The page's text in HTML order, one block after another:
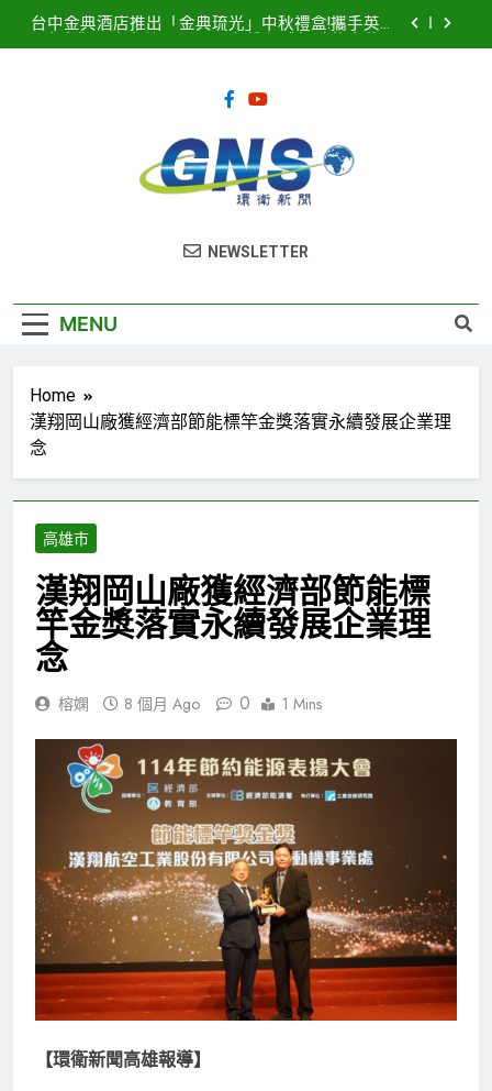
台中金典酒店推出「金典琉光」中秋禮盒!攜手英國
聯打造臺中海線地方創生新品牌
勢公布 點燃台中海線夏日熱潮
臺中港全面導入智慧LED路燈 優化節能成效暨強化
2025濱海搖滾音樂祭記者會隆重登場！豪華卡司強
環衛新聞
NEWSLETTER
MENU
Home
漢翔岡山廠獲經濟部節能標竿金獎落實永續發展企業理
念
高雄市
漢翔岡山廠獲經濟部節能標
竿金獎落實永續發展企業理
念
榕嫻 8 個月 Ago 0 1 Mins
【環衛新聞高雄報導】